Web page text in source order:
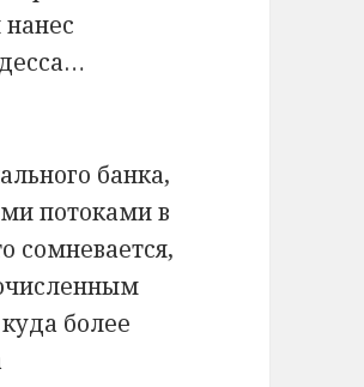
банка,
потоками в
сомневается,
более